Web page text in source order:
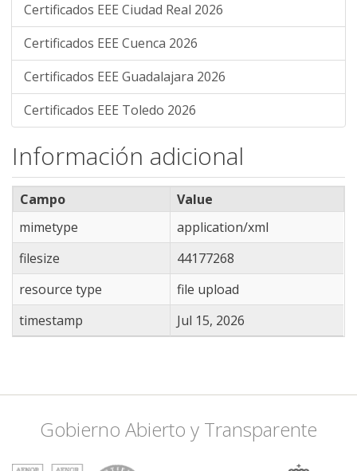
Certificados EEE Ciudad Real 2026
Certificados EEE Cuenca 2026
Certificados EEE Guadalajara 2026
Certificados EEE Toledo 2026
Información adicional
Campo
Value
mimetype
application/xml
filesize
44177268
resource type
file upload
timestamp
Jul 15, 2026
Gobierno Abierto y Transparente